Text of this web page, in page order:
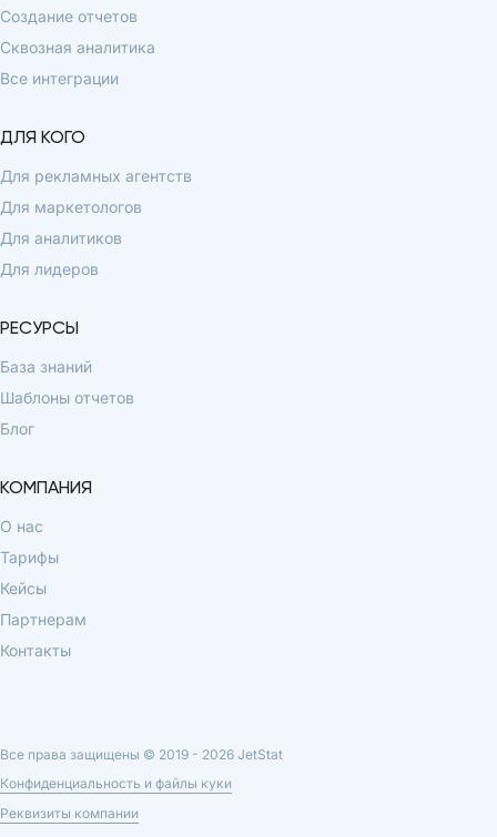
Создание отчетов
Сквозная аналитика
Все интеграции
ДЛЯ КОГО
Для рекламных агентств
Для маркетологов
Для аналитиков
Для лидеров
РЕСУРСЫ
База знаний
Шаблоны отчетов
Блог
КОМПАНИЯ
О нас
Тарифы
Кейсы
Партнерам
Контакты
Все права защищены © 2019 - 2026 JetStat
Конфиденциальность и файлы куки
Реквизиты компании